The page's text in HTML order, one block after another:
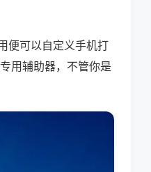
便可以自定义手机打
用辅助器，不管你是